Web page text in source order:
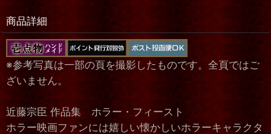
商品詳細
※参考写真は一部の頁を撮影したものです。全頁ではご
ざいません。
近藤宗臣 作品集 ホラー・フィースト
ホラー映画ファンには嬉しい懐かしいホラーキャラクタ